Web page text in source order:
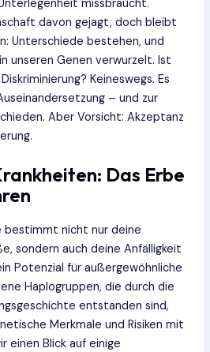
missbraucht.
davon gejagt, doch bleibt
Unterschiede bestehen, und
unseren Genen verwurzelt. Ist
Keineswegs. Es
– und zur
Aber Vorsicht: Akzeptanz
Das Erbe
bestimmt nicht nur deine
sondern auch deine Anfälligkeit
Potenzial für außergewöhnliche
Haplogruppen, die durch die
entstanden sind,
Merkmale und Risiken mit
einen Blick auf einige